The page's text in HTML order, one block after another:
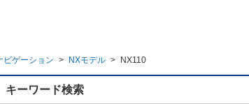
ビゲーション > NXモデル > NX110
キーワード検索